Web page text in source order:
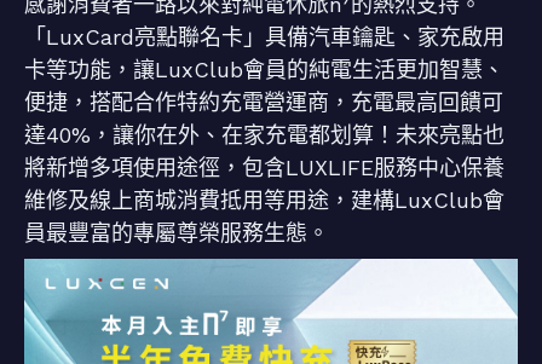
「LuxCard亮點聯名卡」具備汽車鑰匙、家充啟用
卡等功能，讓LuxClub會員的純電生活更加智慧、
便捷，搭配合作特約充電營運商，充電最高回饋可
達40%，讓你在外、在家充電都划算！未來亮點也
將新增多項使用途徑，包含LUXLIFE服務中心保養
維修及線上商城消費抵用等用途，建構LuxClub會
員最豐富的專屬尊榮服務生態。